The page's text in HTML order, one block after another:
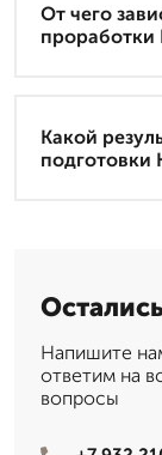
От чего
проработки
Какой
подготовки
Напишите
ответим на
вопросы